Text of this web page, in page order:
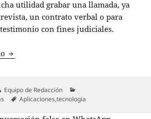
utilidad grabar una llamada, ya
un contrato verbal o para
con fines judiciales.
Aprende a grabar llamadas con estas
Autor
Equipo de Redacción
Etiquetas
Aplicaciones,tecnologia